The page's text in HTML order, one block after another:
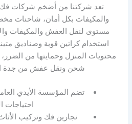
تعد شركتنا من أضخم شركات فك
والمكيفات بكل أمان، شاحنات
مستوى لنقل العفش والمكيفات
استخدام كراتين قوية وصناديق
محتويات المنزل وحمايتها من
شحن ونقل عفش من جدة
تضم المؤسسة الأيدي
احتياجات
نجارين فك وتركيب